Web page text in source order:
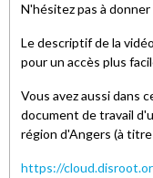
N'hésitez pas à
Le descriptif de la
pour un accès plus
Vous avez aussi dans
document de travail
région d'Angers (à
https://